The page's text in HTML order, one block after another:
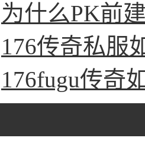
为什么PK前
176传奇私服
176fugu传奇